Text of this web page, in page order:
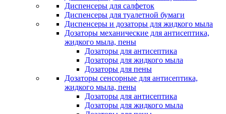
Диспенсеры для салфеток
Диспенсеры для туалетной бумаги
Диспенсеры и дозаторы для жидкого мыла
Дозаторы механические для антисептика,
жидкого мыла, пены
Дозаторы для антисептика
Дозаторы для жидкого мыла
Дозаторы для пены
Дозаторы сенсорные для антисептика,
жидкого мыла, пены
Дозаторы для антисептика
Дозаторы для жидкого мыла